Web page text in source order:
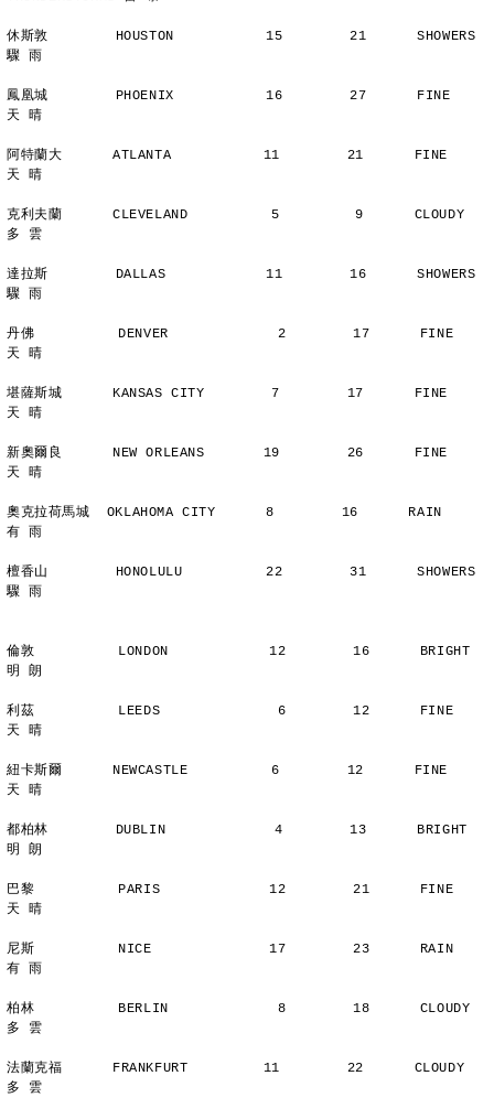
休斯敦        HOUSTON           15        21      SHOWERS
驟 雨
鳳凰城        PHOENIX           16        27      FINE
天 晴
阿特蘭大      ATLANTA           11        21      FINE
天 晴
克利夫蘭      CLEVELAND          5         9      CLOUDY
多 雲
達拉斯        DALLAS            11        16      SHOWERS
驟 雨
丹佛          DENVER             2        17      FINE
天 晴
堪薩斯城      KANSAS CITY        7        17      FINE
天 晴
新奧爾良      NEW ORLEANS       19        26      FINE
天 晴
奧克拉荷馬城  OKLAHOMA CITY      8        16      RAIN
有 雨
檀香山        HONOLULU          22        31      SHOWERS
驟 雨
倫敦          LONDON            12        16      BRIGHT
明 朗
利茲          LEEDS              6        12      FINE
天 晴
紐卡斯爾      NEWCASTLE          6        12      FINE
天 晴
都柏林        DUBLIN             4        13      BRIGHT
明 朗
巴黎          PARIS             12        21      FINE
天 晴
尼斯          NICE              17        23      RAIN
有 雨
柏林          BERLIN             8        18      CLOUDY
多 雲
法蘭克福      FRANKFURT         11        22      CLOUDY
多 雲